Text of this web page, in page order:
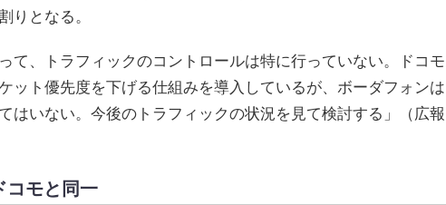
りとなる。
て、トラフィックのコントロールは特に行っていない。ドコモ
ット優先度を下げる仕組みを導入しているが、ボーダフォンは
はいない。今後のトラフィックの状況を見て検討する」（広報
コモと同一